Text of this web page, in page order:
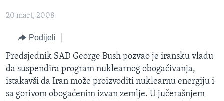
Idi
pretragu
SJEDINJENE AMERIČKE DRŽAVE
BOSNA I HERCEGOVINA
SVIJET
NAUKA I TEHNOLOGIJA
SPECIJALNI PROJEKTI
KORUPCIJA
SLOBODA MEDIJA
ŽENSKA STRANA
20 mart, 2008
Podijeli
Predsjednik SAD George Bush pozvao je iransku vladu
da suspendira program nuklearnog obogaćivanja,
istakavši da Iran može proizvoditi nuklearnu energiju i
sa gorivom obogaćenim izvan zemlje. U jučerašnjem